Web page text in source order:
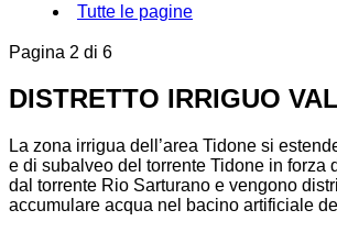
Tutte le pagine
Pagina 2 di 6
DISTRETTO IRRIGUO
La zona irrigua dell’area Tidone si
e di subalveo del torrente Tidone in
dal torrente Rio Sarturano e vengono
accumulare acqua nel bacino artificiale